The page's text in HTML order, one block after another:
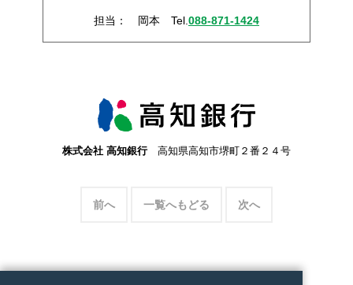
担当： 岡本 Tel.088-871-1424
株式会社 高知銀行高知県高知市堺町２番２４号
前へ 一覧へもどる 次へ